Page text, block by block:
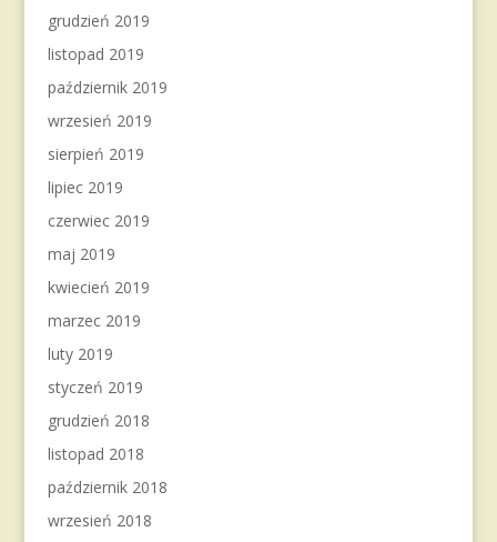
grudzień 2019
listopad 2019
październik 2019
wrzesień 2019
sierpień 2019
lipiec 2019
czerwiec 2019
maj 2019
kwiecień 2019
marzec 2019
luty 2019
styczeń 2019
grudzień 2018
listopad 2018
październik 2018
wrzesień 2018